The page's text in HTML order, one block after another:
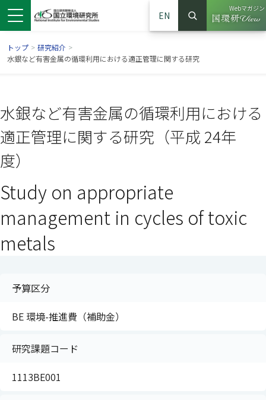
ウインドウで開きます）
EN
サイト内検索
検索
Webマガジン
（別ウイ
トップ > 研究紹介 >
水銀など有害金属の循環利用における適正管理に関する研究
水銀など有害金属の循環利用における
適正管理に関する研究（平成 24年
度）
Study on appropriate
management in cycles of toxic
metals
予算区分
BE 環境-推進費（補助金）
研究課題コード
1113BE001